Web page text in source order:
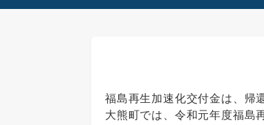
福島再生加速化交付金は、帰
大熊町では、令和元年度福島